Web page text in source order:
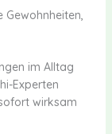
Gewohnheiten,
im Alltag
Experten
wirksam